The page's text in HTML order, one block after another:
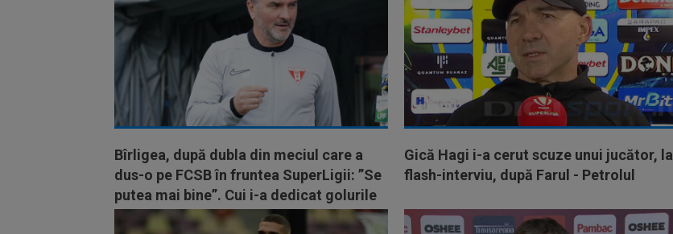
Bîrligea, după dubla din meciul care a
dus-o pe FCSB în fruntea SuperLigii: ”Se
putea mai bine”. Cui i-a dedicat golurile
Gică Hagi i-a cerut scuze unui jucător, la
flash-interviu, după Farul - Petrolul